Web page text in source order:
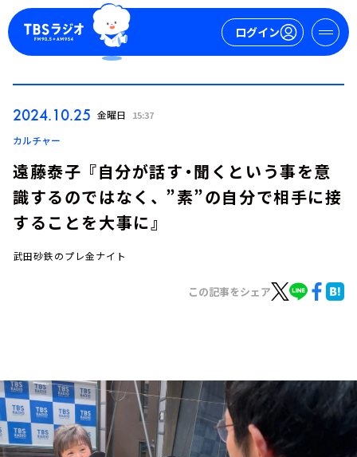
ログイン
イベント・グッズ
YouTube
会社情報
2024.10.25 金曜日 15:37
カルチャー
遠藤泰子 『自分が話す・聞くという事を意
識するのではなく、 ”素”の自分で相手に接
することを大事に』
武田砂鉄のプレ金ナイト
この記事をシェア